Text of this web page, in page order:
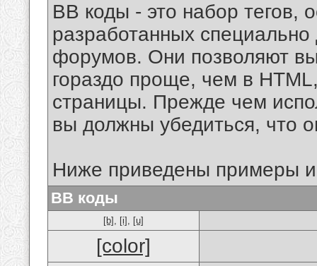
BB коды - это набор тегов,
разработанных
форумов. Они позволяют
гораздо проще, чем в
страницы. Прежде чем
вы должны убедиться, что
Ниже приведены примеры
BB коды
[b] , [i] , [u]
[color]